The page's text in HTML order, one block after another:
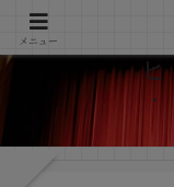
メニュー